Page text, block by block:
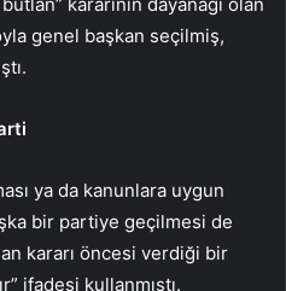
genel başkan seçilmiş,
ya da kanunlara uygun
bir partiye geçilmesi de
kararı öncesi verdiği bir
ifadesi kullanmıştı.